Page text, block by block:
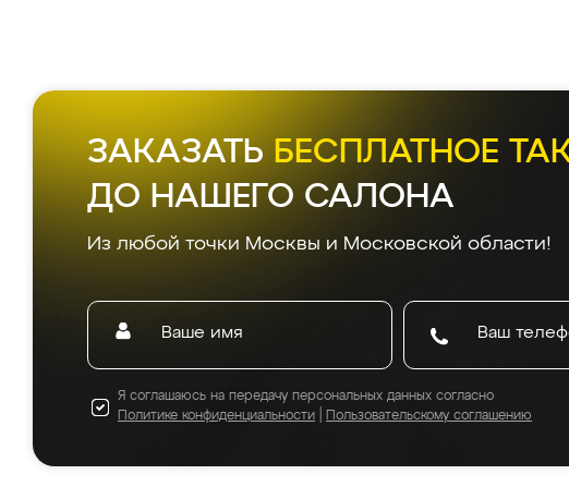
ЗАКАЗАТЬ БЕСПЛАТНОЕ
ДО НАШЕГО САЛОНА
Из любой точки Москвы и Московской области!
Я соглашаюсь на передачу персональных данных согласно
Политике конфиденциальности
Пользовательскому соглашению